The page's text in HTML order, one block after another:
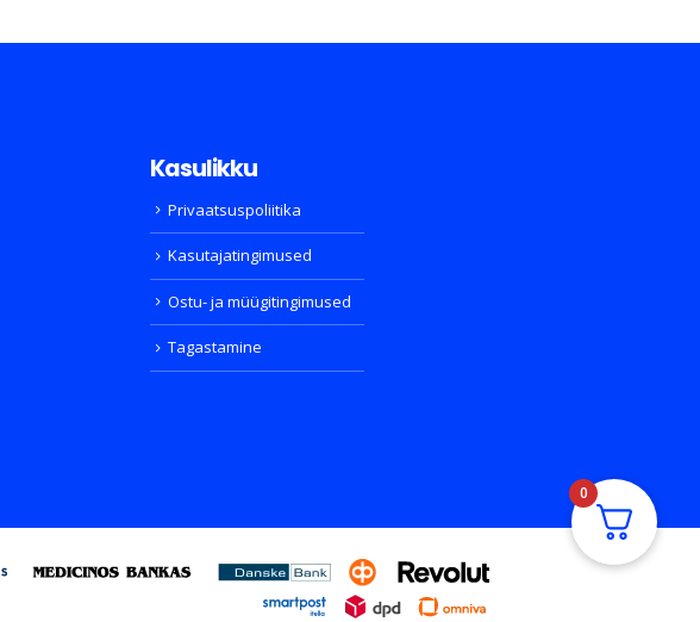
Kasulikku
Privaatsuspoliitika
Kasutajatingimused
Ostu- ja müügitingimused
Tagastamine
0